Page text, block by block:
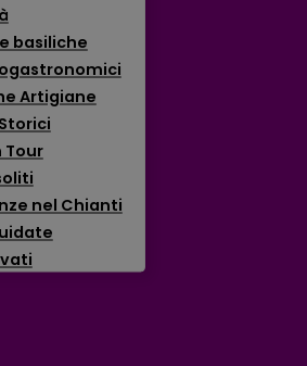
basiliche
Artigiane
Tour
nel Chianti